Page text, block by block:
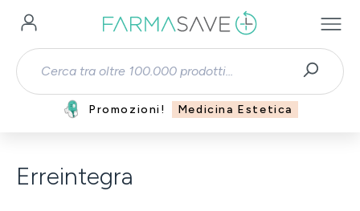
Passa al contenuto principale
Promozioni! Medicina Estetica
Erreintegra